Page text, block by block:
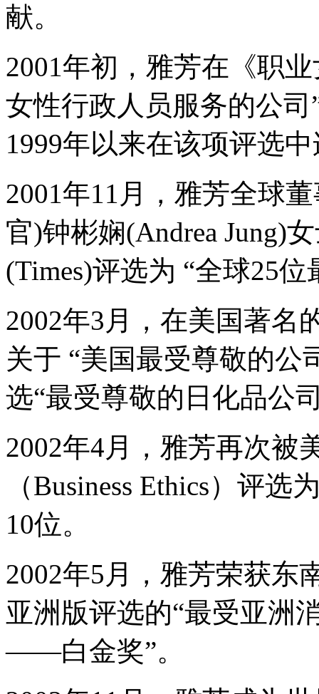
献。
2001年初，雅芳在《职
女性行政人员服务的公
1999年以来在该项评选
2001年11月，雅芳全球
官)钟彬娴(Andrea Jung)
(Times)评选为 “全球25
2002年3月，在美国著名
关于 “美国最受尊敬的公
选“最受尊敬的日化品公
2002年4月，雅芳再次被
（Business Ethics）评
10位。
2002年5月，雅芳荣获东
亚洲版评选的“最受亚洲
——白金奖”。